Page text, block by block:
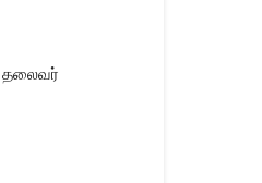
தலைவர்